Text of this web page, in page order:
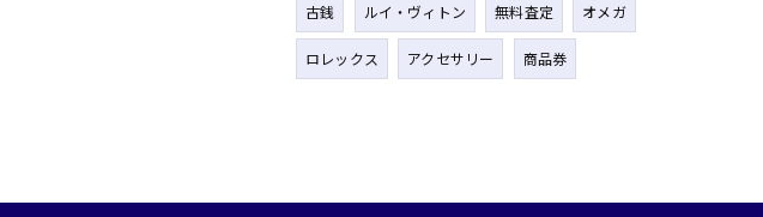
古銭 ルイ・ヴィトン 無料査定 オメガ
ロレックス アクセサリー 商品券